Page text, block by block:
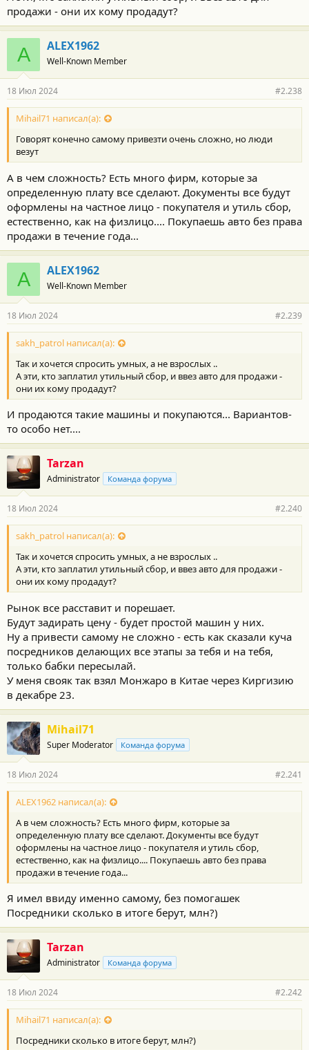
и
продажи - они их кому продадут?
A ALEX1962
Well-Known Member
18 Июл 2024 #2.238
Mihail71 написал(а):
Говорят конечно самому привезти очень сложно, но люди
везут
А в чем сложность? Есть много фирм, которые за
определенную плату все сделают. Документы все будут
оформлены на частное лицо - покупателя и утиль сбор,
естественно, как на физлицо.... Покупаешь авто без права
продажи в течение года...
A ALEX1962
Well-Known Member
18 Июл 2024 #2.239
sakh_patrol написал(а):
Так и хочется спросить умных, а не взрослых ..
А эти, кто заплатил утильный сбор, и ввез авто для продажи -
они их кому продадут?
И продаются такие машины и покупаются... Вариантов-
то особо нет....
Tarzan
Administrator Команда форума
18 Июл 2024 #2.240
sakh_patrol написал(а):
Так и хочется спросить умных, а не взрослых ..
А эти, кто заплатил утильный сбор, и ввез авто для продажи -
они их кому продадут?
Рынок все расставит и порешает.
Будут задирать цену - будет простой машин у них.
Ну а привести самому не сложно - есть как сказали куча
посредников делающих все этапы за тебя и на тебя,
только бабки пересылай.
У меня свояк так взял Монжаро в Китае через Киргизию
в декабре 23.
Mihail71
Super Moderator Команда форума
18 Июл 2024 #2.241
ALEX1962 написал(а):
А в чем сложность? Есть много фирм, которые за
определенную плату все сделают. Документы все будут
оформлены на частное лицо - покупателя и утиль сбор,
естественно, как на физлицо.... Покупаешь авто без права
продажи в течение года...
Я имел ввиду именно самому, без помогашек
Посредники сколько в итоге берут, млн?)
Tarzan
Administrator Команда форума
18 Июл 2024 #2.242
Mihail71 написал(а):
Посредники сколько в итоге берут, млн?)